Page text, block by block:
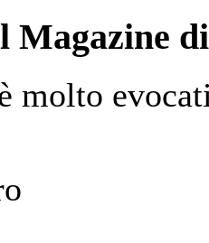
Magazine
molto